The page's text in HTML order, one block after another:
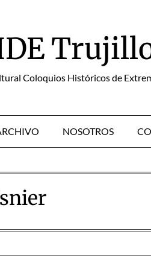
Coloquios Históricos de
NOSOTROS